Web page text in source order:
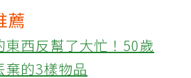
薦
西反幫了大忙！50歲
棄的3樣物品